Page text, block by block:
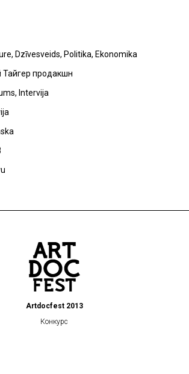
Dzīvesveids, Politika, Ekonomika
Тайгер продакшн
Intervija
Artdocfest 2013
Конкурс